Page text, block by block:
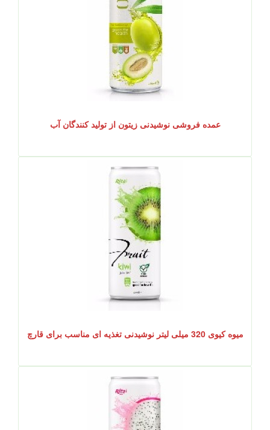
عمده فروشی نوشیدنی زیتون از تولید کنندگان آب
میوه کیوی 320 میلی لیتر نوشیدنی تغذیه ای مناسب برای قارچ